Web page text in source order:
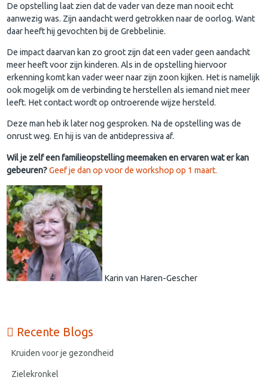
De opstelling laat zien dat de vader van deze man nooit echt
aanwezig was. Zijn aandacht werd getrokken naar de oorlog. Want
daar heeft hij gevochten bij de Grebbelinie.
De impact daarvan kan zo groot zijn dat een vader geen aandacht
meer heeft voor zijn kinderen. Als in de opstelling hiervoor
erkenning komt kan vader weer naar zijn zoon kijken. Het is namelijk
ook mogelijk om de verbinding te herstellen als iemand niet meer
leeft. Het contact wordt op ontroerende wijze hersteld.
Deze man heb ik later nog gesproken. Na de opstelling was de
onrust weg. En hij is van de antidepressiva af.
Wil je zelf een familieopstelling meemaken en ervaren wat er kan
gebeuren?Geef je dan op voor de workshop op 1 maart.
Karin van Haren-Gescher
Recente Blogs
Kruiden voor je gezondheid
Zielekronkel